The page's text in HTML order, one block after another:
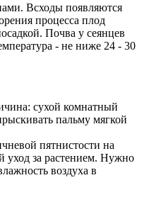
Всходы появляются
процесса плод
Почва у сеянцев
- не ниже 24 - 30
сухой комнатный
пальму мягкой
пятнистости на
уход за растением. Нужно
воздуха в